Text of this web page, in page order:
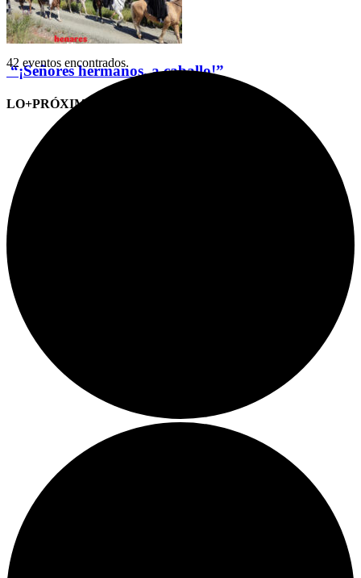
“¡Señores hermanos, a caballo!”
LO+PRÓXIMO (CITAS)
42 eventos encontrados.